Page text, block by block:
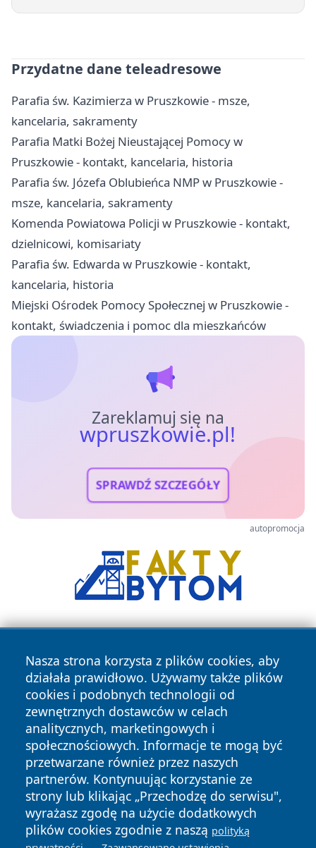
Przydatne dane teleadresowe
Parafia św. Kazimierza w Pruszkowie - msze,
kancelaria, sakramenty
Parafia Matki Bożej Nieustającej Pomocy w
Pruszkowie - kontakt, kancelaria, historia
Parafia św. Józefa Oblubieńca NMP w Pruszkowie -
msze, kancelaria, sakramenty
Komenda Powiatowa Policji w Pruszkowie - kontakt,
dzielnicowi, komisariaty
Parafia św. Edwarda w Pruszkowie - kontakt,
kancelaria, historia
Miejski Ośrodek Pomocy Społecznej w Pruszkowie -
kontakt, świadczenia i pomoc dla mieszkańców
Zareklamuj się na
wpruszkowie.pl!
SPRAWDŹ SZCZEGÓŁY
autopromocja
Nasza strona korzysta z plików cookies, aby
działała prawidłowo. Używamy także plików
cookies i podobnych technologii od
zewnętrznych dostawców w celach
analitycznych, marketingowych i
społecznościowych. Informacje te mogą być
przetwarzane również przez naszych
partnerów. Kontynuując korzystanie ze
strony lub klikając „Przechodzę do serwisu",
wyrażasz zgodę na użycie dodatkowych
plików cookies zgodnie z naszą polityką
Copyright © 2026 wpruszkowie.pl Wszystkie prawa
zastrzeżone.
News Autorzy
Polityka
Prywatności
Polityka
Cookies